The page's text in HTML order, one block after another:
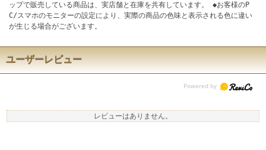
ップで販売している商品は、実店舗と在庫を共有しています。 ◆お客様のP
C/スマホのモニターの設定により、実際の商品の色味と表示される色に違い
が生じる場合がございます。
ユーザーレビュー
レビューはありません。